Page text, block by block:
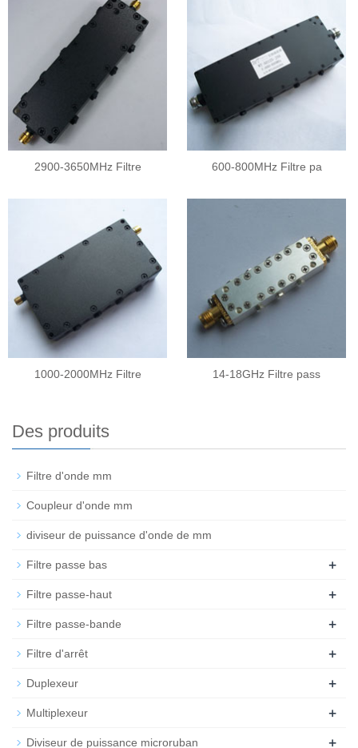
2900-3650MHz Filtre 600-800MHz Filtre pa
1000-2000MHz Filtre 14-18GHz Filtre pass
Des produits
Filtre d'onde mm
Coupleur d'onde mm
diviseur de puissance d'onde de mm
Filtre passe bas +
Filtre passe-haut +
Filtre passe-bande +
Filtre d'arrêt +
Duplexeur +
Multiplexeur +
Diviseur de puissance microruban +